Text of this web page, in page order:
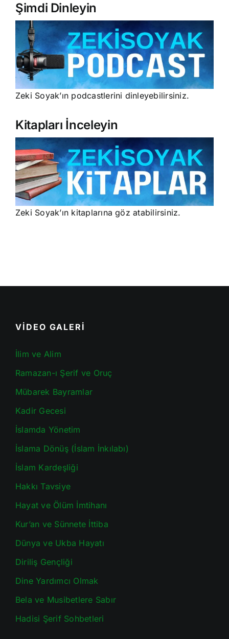
Şimdi Dinleyin
Zeki Soyak’ın podcastlerini dinleyebilirsiniz.
Kitapları İnceleyin
Zeki Soyak’ın kitaplarına göz atabilirsiniz.
VİDEO GALERİ
İlim ve Alim
Ramazan-ı Şerif ve Oruç
Mübarek Bayramlar
Kadir Gecesi
İslamda Yönetim
İslama Dönüş (İslam İnkılabı)
İslam Kardeşliği
Hakkı Tavsiye
Hayat ve Ölüm İmtihanı
Kur’an ve Sünnete İttiba
Dünya ve Ukba Hayatı
Diriliş Gençliği
Dine Yardımcı Olmak
Bela ve Musibetlere Sabır
Hadisi Şerif Sohbetleri